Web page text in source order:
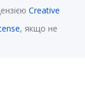
Creative
, якщо не